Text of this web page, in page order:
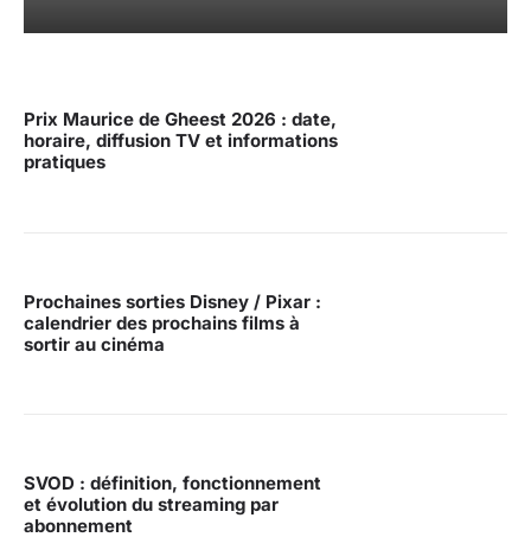
Prix Maurice de Gheest 2026 : date,
horaire, diffusion TV et informations
pratiques
Prochaines sorties Disney / Pixar :
calendrier des prochains films à
sortir au cinéma
SVOD : définition, fonctionnement
et évolution du streaming par
abonnement